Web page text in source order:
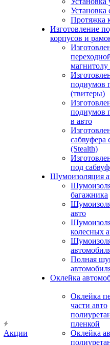
Акции
Установка
Протяжка
Изготовление
корпусов и
подиумов
(твитеры)
подиумов
в авто
сабвуфера
(Stealth)
под
Шумоизоляция
багажника
авто
колесных
Полная
Оклейка
Оклейка
части авто
пленкой
Оклейка